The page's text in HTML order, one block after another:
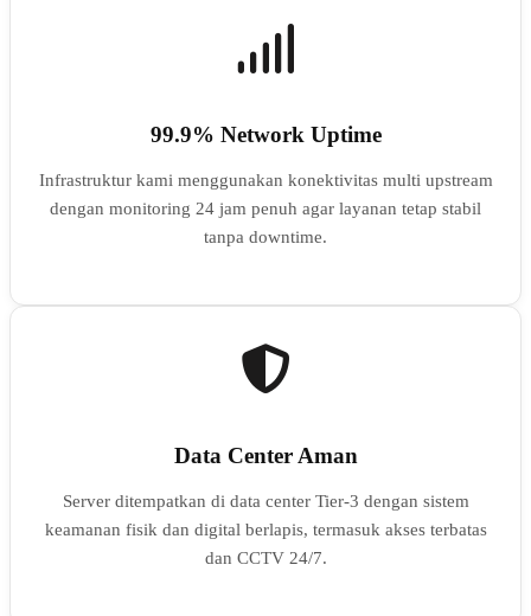
99.9% Network Uptime
Infrastruktur kami menggunakan konektivitas multi upstream
dengan monitoring 24 jam penuh agar layanan tetap stabil
tanpa downtime.
Data Center Aman
Server ditempatkan di data center Tier-3 dengan sistem
keamanan fisik dan digital berlapis, termasuk akses terbatas
dan CCTV 24/7.